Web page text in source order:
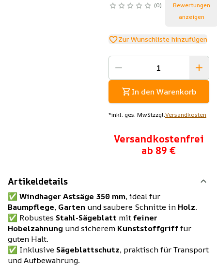
0
Bewertungen
anzeigen
Zur Wunschliste hinzufügen
In den Warenkorb
*inkl. ges. MwStzzgl.Versandkosten
Versandkostenfrei
ab 89 €
Artikeldetails
✅ Windhager Astsäge 350 mm,ideal für
Baumpflege, Garten und saubere Schnitte inHolz.
✅ Robustes Stahl-Sägeblatt mitfeiner
Hobelzahnung und sicheremKunststoffgrifffür
guten Halt.
✅ Inklusive Sägeblattschutz, praktisch für Transport
und Aufbewahrung.